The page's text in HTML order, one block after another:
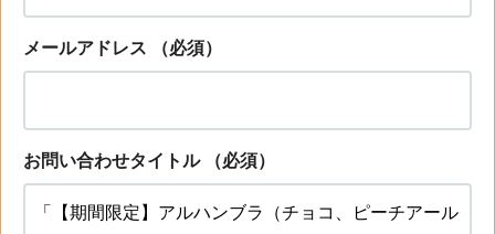
メールアドレス （必須）
お問い合わせタイトル （必須）